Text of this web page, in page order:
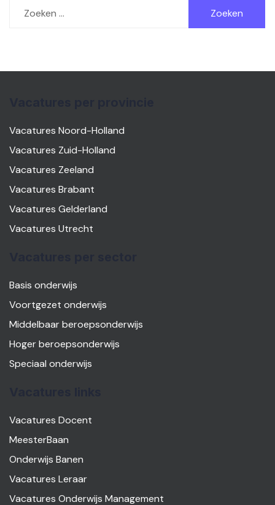
naar:
Vacatures Noord-Holland
Vacatures Zuid-Holland
Vacatures Zeeland
Vacatures Brabant
Vacatures Gelderland
Vacatures Utrecht
Basis onderwijs
Voortgezet onderwijs
Middelbaar beroepsonderwijs
Hoger beroepsonderwijs
Speciaal onderwijs
Vacatures Docent
MeesterBaan
Onderwijs Banen
Vacatures Leraar
Vacatures Onderwijs Management